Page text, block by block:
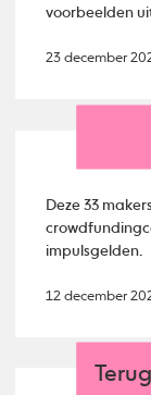
voorbeelden
23 december
Deze 33
impulsgelden.
12 december